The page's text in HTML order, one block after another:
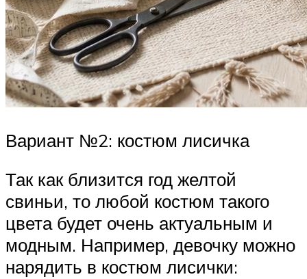
Вариант №2: костюм лисичка
Так как близится год желтой
свиньи, то любой костюм такого
цвета будет очень актуальным и
модным. Например, девочку можно
нарядить в костюм лисички: